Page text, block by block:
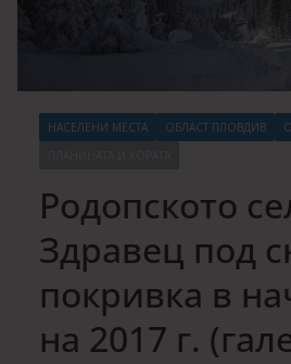
НАСЕЛЕНИ МЕСТА ОБЛАСТ ПЛОВДИВ
Родопското
Здравец под
покривка в
на 2017 г.